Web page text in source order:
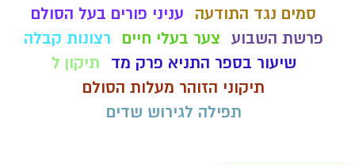
סמים נגד התודעה
עניני פורים בעל הסולם
פרשת השבוע צער בעלי חיים
רצונות קבלה
שיעור בספר התניא פרק מד
תיקון ל
תיקוני הזוהר מעלות הסולם
תפילה לגירוש שדים